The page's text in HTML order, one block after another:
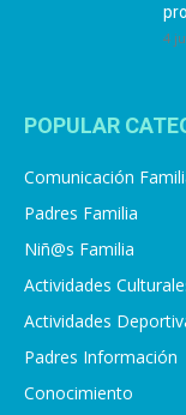
4
POPULAR
Comunicación
Padres Familia
Niñ@s Familia
Actividades
Actividades
Padres Información
Conocimiento